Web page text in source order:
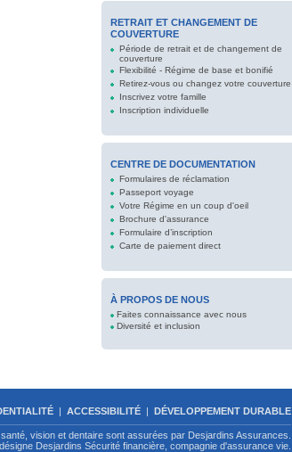
RETRAIT ET CHANGEMENT DE
COUVERTURE
Période de retrait et de changement de
couverture
Flexibilité - Régime de base et bonifié
Retirez-vous ou changez votre couverture
Inscrivez votre famille
Inscription individuelle
CENTRE DE DOCUMENTATION
Formulaires de réclamation
Passeport voyage
Votre Régime en un coup d'oeil
Brochure d'assurance
Formulaire d’inscription
Carte de paiement direct
À PROPOS DE NOUS
Faites connaissance avec nous
Diversité et inclusion
| ACCESSIBILITÉ | DÉVELOPPEMENT DURABLE
vision et dentaire sont assurées par Desjardins Assurances.
Desjardins Sécurité financière, compagnie d'assurance vie.